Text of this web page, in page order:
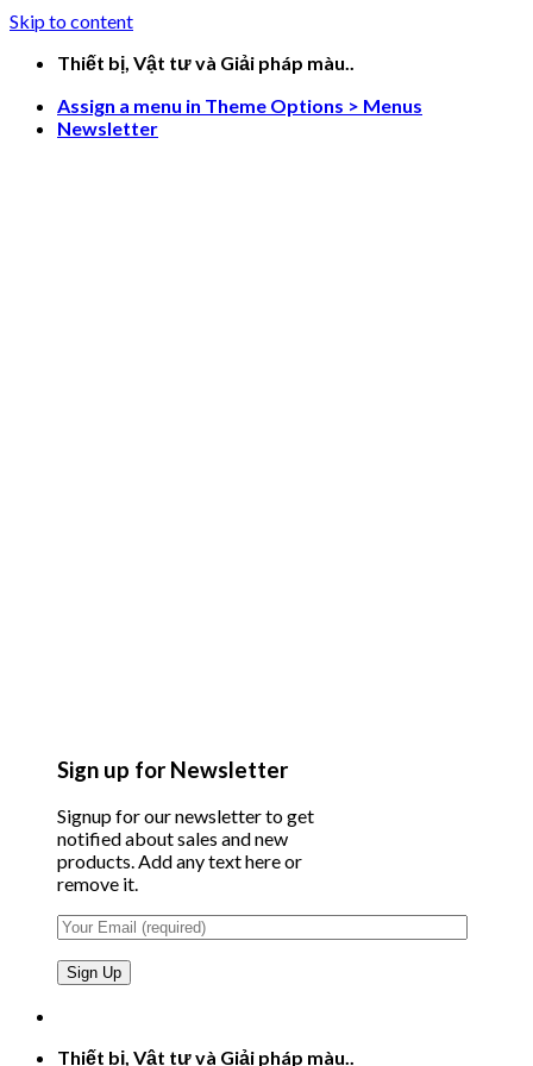
Skip to content
Thiết bị, Vật tư và Giải pháp màu..
Assign a menu in Theme Options > Menus
Newsletter
Sign up for Newsletter
Signup for our newsletter to get
notified about sales and new
products. Add any text here or
remove it.
Thiết bị, Vật tư và Giải pháp màu..